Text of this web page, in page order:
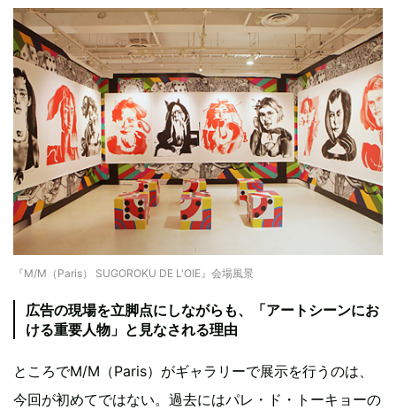
『M/M（Paris） SUGOROKU DE L'OIE』会場風景
広告の現場を立脚点にしながらも、「アートシーンにお
ける重要人物」と見なされる理由
ところでM/M（Paris）がギャラリーで展示を行うのは、
今回が初めてではない。過去にはパレ・ド・トーキョーの